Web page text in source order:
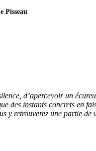
Pisseau
d’apercevoir un
instants concrets en
y retrouverez une partie